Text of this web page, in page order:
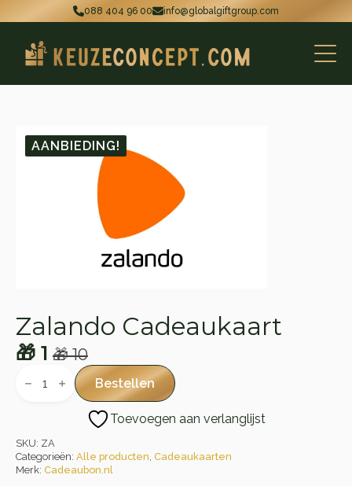
088 404 96 00 info@globalgiftgroup.com
AANBIEDING!
Zalando Cadeaukaart
🎁10
Oorspronkelijke
prijs
🎁 10.
🎁 1
Huidige
prijs
🎁 1.
Cadeaukaart Bestellen
Toevoegen aan verlanglijst
SKU: ZA
Categorieën: Alle producten, Cadeaukaarten
Merk: Cadeaubon.nl